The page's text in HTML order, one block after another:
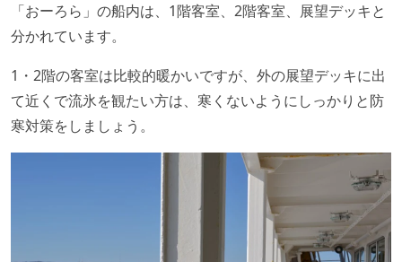
「おーろら」の船内は、1階客室、2階客室、展望デッキと
分かれています。
1・2階の客室は比較的暖かいですが、外の展望デッキに出
て近くで流氷を観たい方は、寒くないようにしっかりと防
寒対策をしましょう。